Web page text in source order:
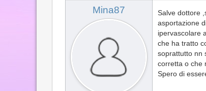
Mina87
Salve dottore
asportazione
ipervascolare
che ha tratto
soprattutto nn
corretta o che
Spero di